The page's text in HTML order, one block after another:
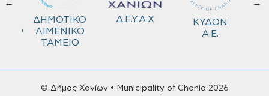
←
ΔΗΜΟΤΙΚΟ
ΛΙΜΕΝΙΚΟ
ΤΑΜΕΙΟ
Δ.Ε.Υ.Α.Χ
ΚΥΔΩΝ
Α.Ε.
→
© Δήμος Χανίων • Municipality of Chania 2026